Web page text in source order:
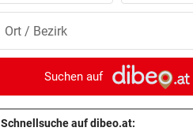
Regierung geht weiter
MITTEN IN HITZEWELLE vor
Irre! Salzburg – Pafos wegen
Sintflut unterbrochen
Suchen auf
Schnellsuche auf dibeo.at: